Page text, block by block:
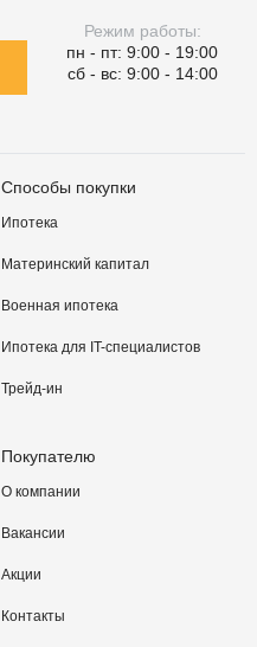
Режим работы:
пн - пт: 9:00 - 19:00
сб - вс: 9:00 - 14:00
Способы покупки
Ипотека
Материнский капитал
Военная ипотека
Ипотека для IT-специалистов
Трейд-ин
Покупателю
О компании
Вакансии
Акции
Контакты